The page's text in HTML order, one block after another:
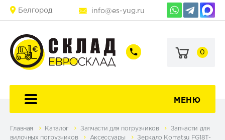
Белгород info@es-yug.ru
+7
60-
+7
69-
0
МЕНЮ
Главная Каталог Запчасти для погрузчиков
Запчасти для
вилочных погрузчиков
Аксессуары
Зеркало Komatsu FG18T-